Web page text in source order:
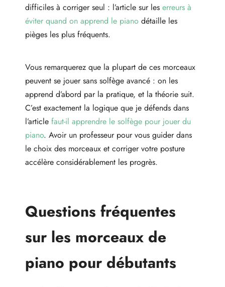
difficiles à corriger seul : l’article sur les erreurs à
éviter quand on apprend le piano détaille les
pièges les plus fréquents.
Vous remarquerez que la plupart de ces morceaux
peuvent se jouer sans solfège avancé : on les
apprend d’abord par la pratique, et la théorie suit.
C’est exactement la logique que je défends dans
l’article faut-il apprendre le solfège pour jouer du
piano. Avoir un professeur pour vous guider dans
le choix des morceaux et corriger votre posture
accélère considérablement les progrès.
Questions fréquentes
sur les morceaux de
piano pour débutants